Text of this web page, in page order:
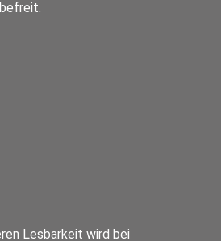
Lesbarkeit wird bei